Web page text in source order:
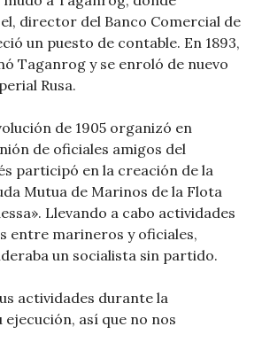
director del Banco Comercial de
un puesto de contable. En 1893,
Taganrog y se enroló de nuevo
Rusa.
de 1905 organizó en
de oficiales amigos del
participó en la creación de la
Mutua de Marinos de la Flota
Llevando a cabo actividades
entre marineros y oficiales,
un socialista sin partido.
actividades durante la
así que no nos